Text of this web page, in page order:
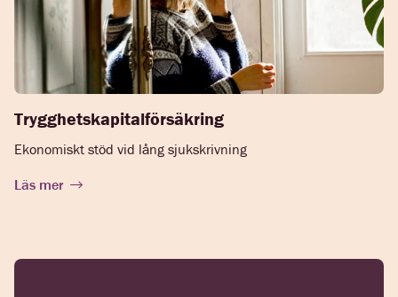
Trygghetskapitalförsäkring
Ekonomiskt stöd vid lång sjukskrivning
Läs mer